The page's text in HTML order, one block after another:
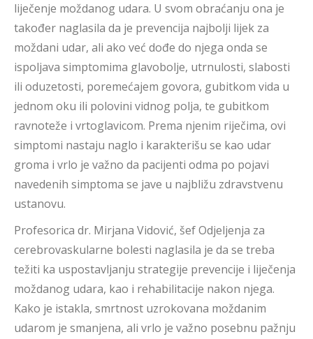
liječenje moždanog udara. U svom obraćanju ona je
također naglasila da je prevencija najbolji lijek za
moždani udar, ali ako već dođe do njega onda se
ispoljava simptomima glavobolje, utrnulosti, slabosti
ili oduzetosti, poremećajem govora, gubitkom vida u
jednom oku ili polovini vidnog polja, te gubitkom
ravnoteže i vrtoglavicom. Prema njenim riječima, ovi
simptomi nastaju naglo i karakterišu se kao udar
groma i vrlo je važno da pacijenti odma po pojavi
navedenih simptoma se jave u najbližu zdravstvenu
ustanovu.
Profesorica dr. Mirjana Vidović, šef Odjeljenja za
cerebrovaskularne bolesti naglasila je da se treba
težiti ka uspostavljanju strategije prevencije i liječenja
moždanog udara, kao i rehabilitacije nakon njega.
Kako je istakla, smrtnost uzrokovana moždanim
udarom je smanjena, ali vrlo je važno posebnu pažnju